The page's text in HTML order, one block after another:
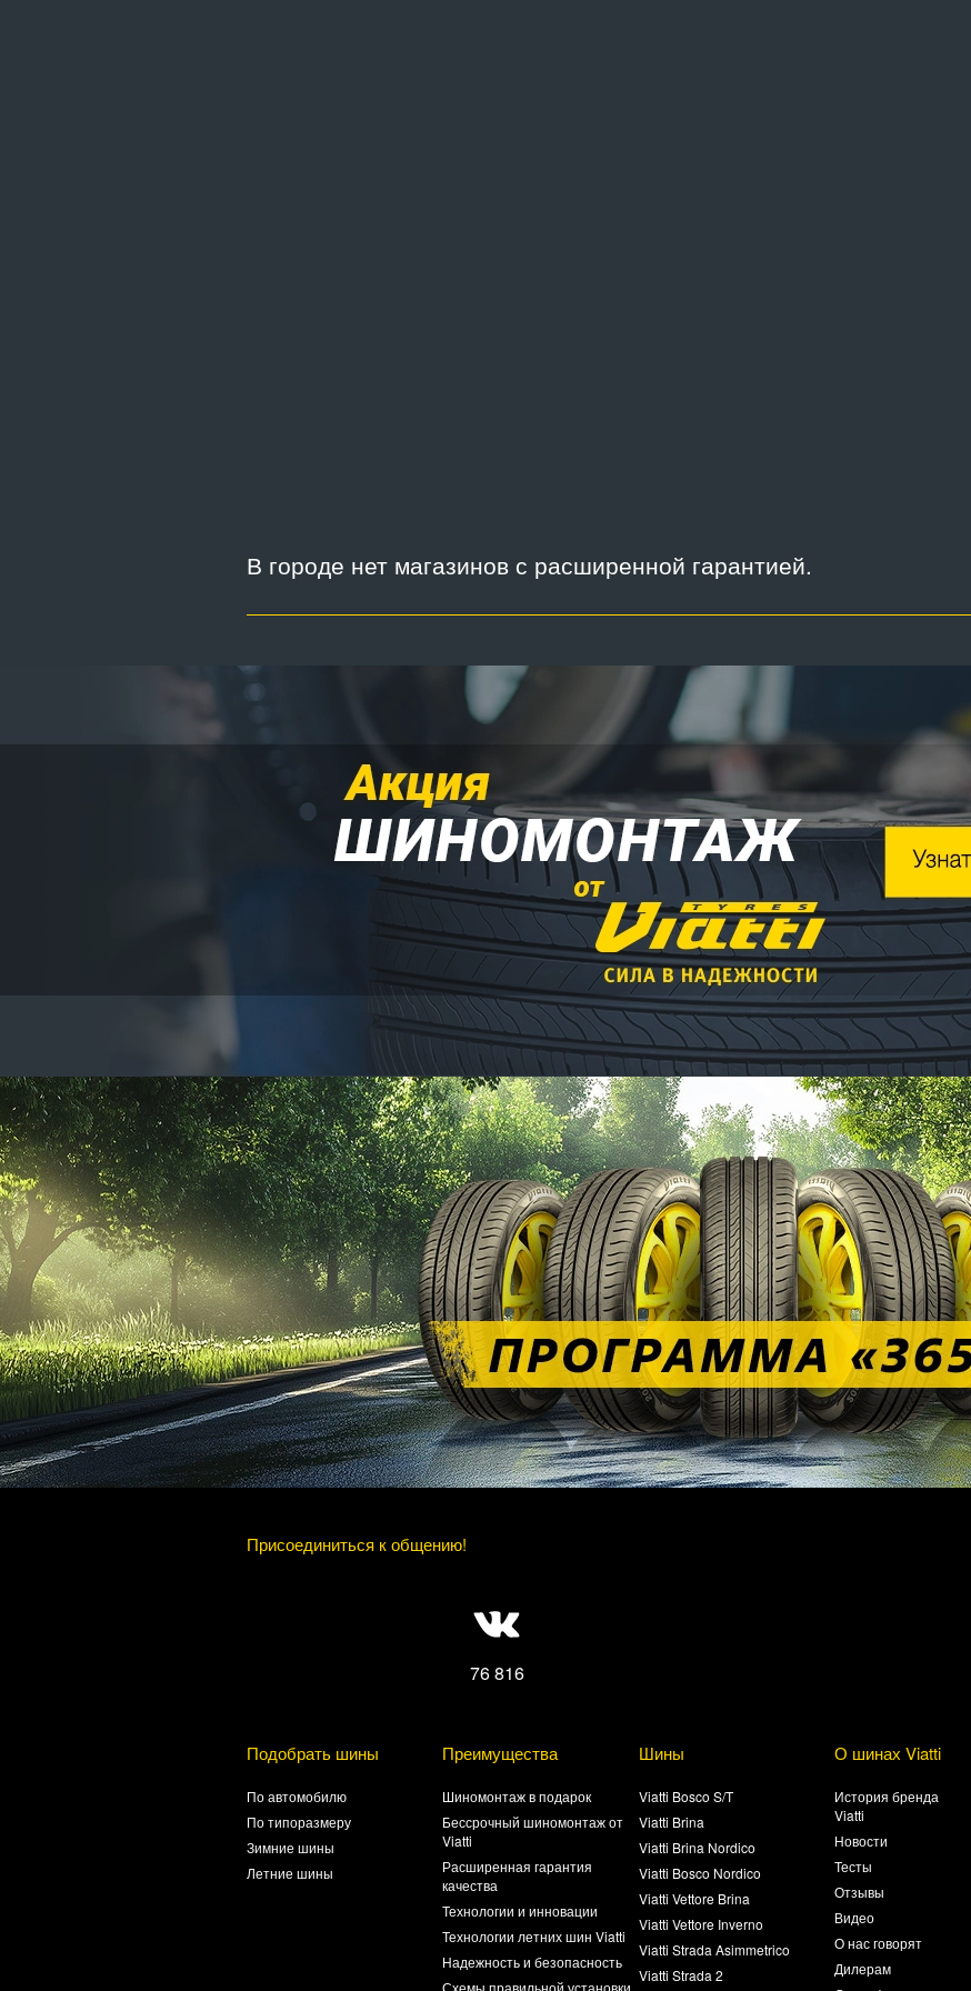
В городе нет магазинов с расширенной гарантией.
Присоединиться к общению!
76 816
Подобрать шины
По автомобилю
По типоразмеру
Зимние шины
Летние шины
Преимущества
Шиномонтаж в подарок
Бессрочный шиномонтаж от
Viatti
Расширенная гарантия
качества
Технологии и инновации
Технологии летних шин Viatti
Надежность и безопасность
Шины
Viatti Bosco S/T
Viatti Brina
Viatti Brina Nordico
Viatti Bosco Nordico
Viatti Vettore Brina
Viatti Vettore Inverno
Viatti Strada Asimmetrico
Viatti Strada 2
О шинах Viatti
История бренда
Viatti
Новости
Тесты
Отзывы
Видео
О нас говорят
Дилерам